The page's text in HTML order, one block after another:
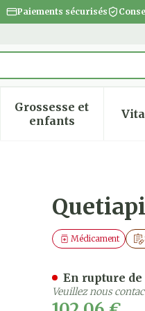
Paiements sécurisés
catégorie Beauté,
sous-menu pour la
Grossesse et
enfantsAfficher le
Comp
Médicament
En rupture
Veuillez nous